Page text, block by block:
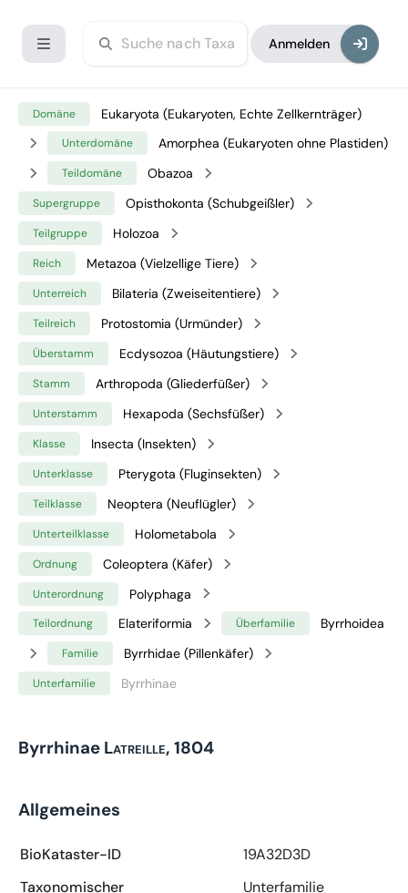
Anmelden
Domäne Eukaryota (Eukaryoten, Echte Zellkernträger)
Unterdomäne Amorphea (Eukaryoten ohne Plastiden)
Teildomäne Obazoa
Supergruppe Opisthokonta (Schubgeißler)
Teilgruppe Holozoa
Reich Metazoa (Vielzellige Tiere)
Unterreich Bilateria (Zweiseitentiere)
Teilreich Protostomia (Urmünder)
Überstamm Ecdysozoa (Häutungstiere)
Stamm Arthropoda (Gliederfüßer)
Unterstamm Hexapoda (Sechsfüßer)
Klasse Insecta (Insekten)
Unterklasse Pterygota (Fluginsekten)
Teilklasse Neoptera (Neuflügler)
Unterteilklasse Holometabola
Ordnung Coleoptera (Käfer)
Unterordnung Polyphaga
Teilordnung Elateriformia Überfamilie Byrrhoidea
Familie Byrrhidae (Pillenkäfer)
Unterfamilie Byrrhinae
Byrrhinae Latreille, 1804
Allgemeines
BioKataster-ID
19A32D3D
Taxonomischer
Unterfamilie